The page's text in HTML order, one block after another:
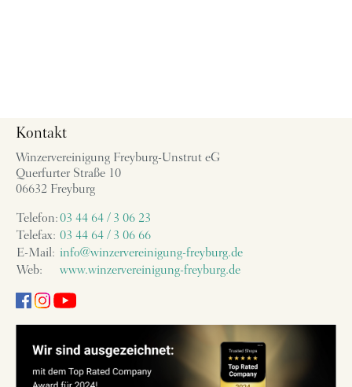
Kontakt
Winzervereinigung Freyburg-Unstrut eG
Querfurter Straße 10
06632 Freyburg
Telefon:03 44 64 / 3 06 23
Telefax: 03 44 64 / 3 06 66
E-Mail: info@winzervereinigung-freyburg.de
Web:
www.winzervereinigung-freyburg.de